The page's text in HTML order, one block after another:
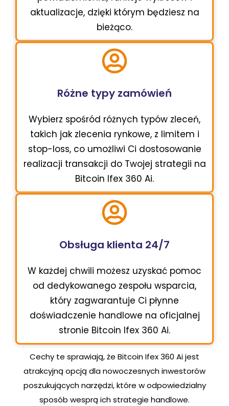
aktualizacje, dzięki którym będziesz na
bieżąco.
Różne typy zamówień
Wybierz spośród różnych typów zleceń,
takich jak zlecenia rynkowe, z limitem i
stop-loss, co umożliwi Ci dostosowanie
realizacji transakcji do Twojej strategii na
Bitcoin Ifex 360 Ai.
Obsługa klienta 24/7
W każdej chwili możesz uzyskać pomoc
od dedykowanego zespołu wsparcia,
który zagwarantuje Ci płynne
doświadczenie handlowe na oficjalnej
stronie Bitcoin Ifex 360 Ai.
Cechy te sprawiają, że Bitcoin Ifex 360 Ai jest
atrakcyjną opcją dla nowoczesnych inwestorów
poszukujących narzędzi, które w odpowiedzialny
sposób wesprą ich strategie handlowe.